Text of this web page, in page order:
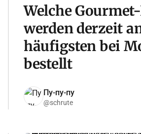
Welche
werden derzeit
häufigsten bei
bestellt
Пу-пу-пу
@schrute